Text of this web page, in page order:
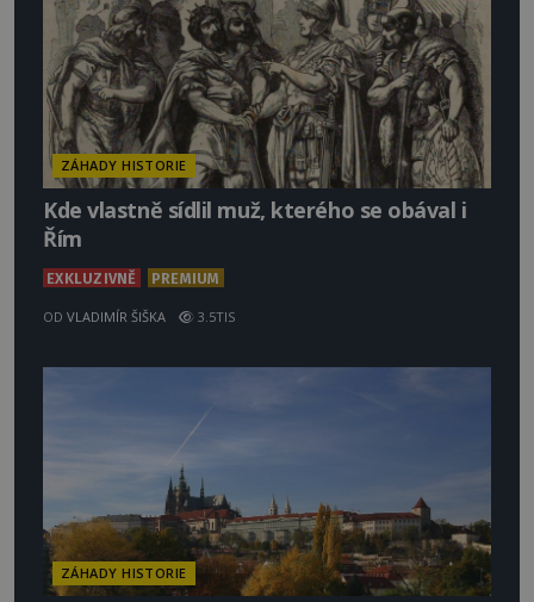
ZÁHADY HISTORIE
Kde vlastně sídlil muž, kterého se obával i
Řím
EXKLUZIVNĚ PREMIUM
OD VLADIMÍR ŠIŠKA 3.5TIS
ZÁHADY HISTORIE